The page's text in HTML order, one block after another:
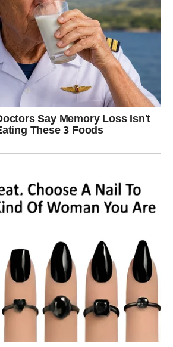
vaša velika šansa.
VRIJEME DA
pred vama su dani tokom kojih ćete
koliko vrijedite.
u vas mogli bi promijeniti